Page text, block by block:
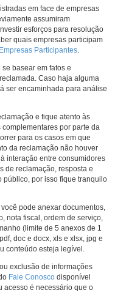
em face de empresas
assumiram
esforços para resolução
quais empresas participam
Empresas Participantes.
basear em fatos e
Caso haja alguma
ser encaminhada para análise
e fique atento às
por parte da
para os casos em que
da reclamação não houver
interação entre consumidores
de reclamação, resposta e
público, por isso fique tranquilo
pode anexar documentos,
nota fiscal, ordem de serviço,
(limite de 5 anexos de 1
doc e docx, xls e xlsx, jpg e
conteúdo esteja legível.
exclusão de informações
Fale Conosco disponível
acesso é necessário que o